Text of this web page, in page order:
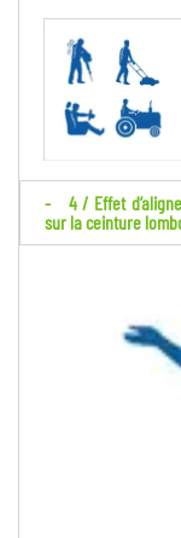
4 / Effet
sur la ceinture